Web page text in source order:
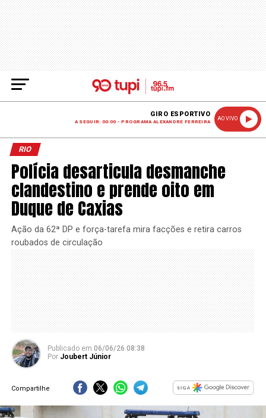
GIRO ESPORTIVO
A SEGUIR: 00:00 - PROGRAMA ALEXANDRE FERREIRA
AO VIVO
RIO
Polícia desarticula desmanche
clandestino e prende oito em
Duque de Caxias
Ação da 62ª DP e força-tarefa mira facções e retira carros
roubados de circulação
Publicado em 06/06/26 08:38
Por Joubert Júnior
Compartilhe